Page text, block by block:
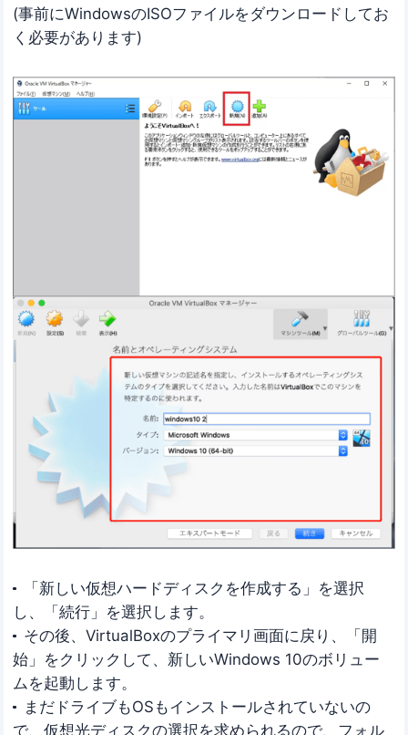
(事前にWindowsのISOファイルをダウンロードしてお
く必要があります)
「新しい仮想ハードディスクを作成する」を選択
し、「続行」を選択します。
その後、VirtualBoxのプライマリ画面に戻り、「開
始」をクリックして、新しいWindows 10のボリュー
ムを起動します。
まだドライブもOSもインストールされていないの
で、仮想光ディスクの選択を求められるので、フォル